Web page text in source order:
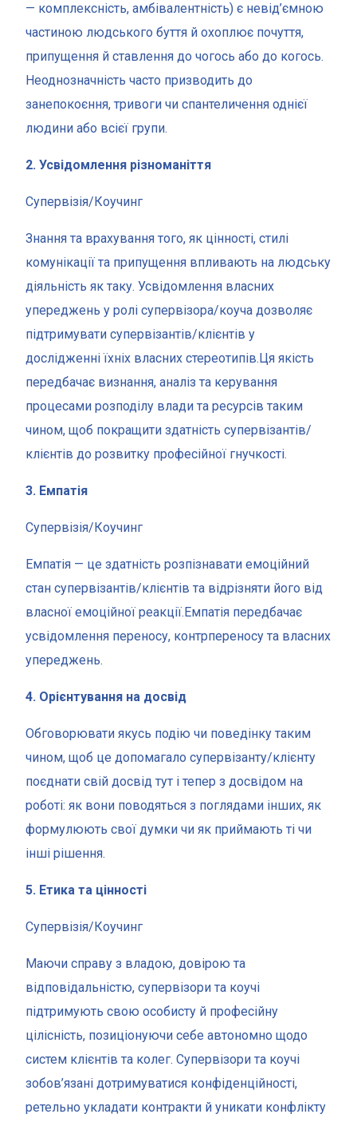
— комплексність, амбівалентність) є невід’ємною
частиною людського буття й охоплює почуття,
припущення й ставлення до чогось або до когось.
Неоднозначність часто призводить до
занепокоєння, тривоги чи спантеличення однієї
людини або всієї групи.
2. Усвідомлення різноманіття
Супервізія/Коучинг
Знання та врахування того, як цінності, стилі
комунікації та припущення впливають на людську
діяльність як таку. Усвідомлення власних
упереджень у ролі супервізора/коуча дозволяє
підтримувати супервізантів/клієнтів у
дослідженні їхніх власних стереотипів.Ця якість
передбачає визнання, аналіз та керування
процесами розподілу влади та ресурсів таким
чином, щоб покращити здатність супервізантів/
клієнтів до розвитку професійної гнучкості.
3. Емпатія
Супервізія/Коучинг
Емпатія — це здатність розпізнавати емоційний
стан супервізантів/клієнтів та відрізняти його від
власної емоційної реакції.Емпатія передбачає
усвідомлення переносу, контрпереносу та власних
упереджень.
4. Орієнтування на досвід
Обговорювати якусь подію чи поведінку таким
чином, щоб це допомагало супервізанту/клієнту
поєднати свій досвід тут і тепер з досвідом на
роботі: як вони поводяться з поглядами інших, як
формулюють свої думки чи як приймають ті чи
інші рішення.
5. Етика та цінності
Супервізія/Коучинг
Маючи справу з владою, довірою та
відповідальністю, супервізори та коучі
підтримують свою особисту й професійну
цілісність, позиціонуючи себе автономно щодо
систем клієнтів та колег. Супервізори та коучі
зобов’язані дотримуватися конфіденційності,
ретельно укладати контракти й уникати конфлікту